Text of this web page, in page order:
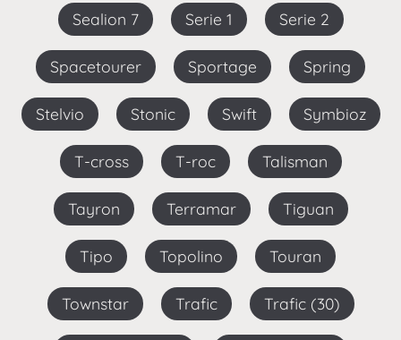
Sealion 7 Serie 1 Serie 2
Spacetourer Sportage Spring
Stelvio Stonic Swift Symbioz
T-cross T-roc Talisman
Tayron Terramar Tiguan
Tipo Topolino Touran
Townstar Trafic Trafic (30)